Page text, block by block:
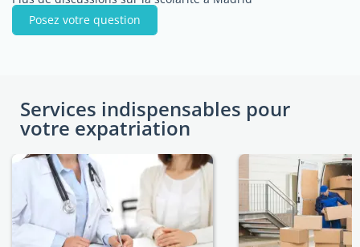
Posez votre question
Services indispensables pour
votre expatriation